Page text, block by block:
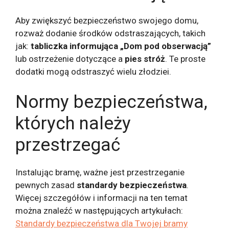
Aby zwiększyć bezpieczeństwo swojego domu,
rozważ dodanie środków odstraszających, takich
jak: tabliczka informująca „Dom pod obserwacją”
lub ostrzeżenie dotyczące a pies stróż. Te proste
dodatki mogą odstraszyć wielu złodziei.
Normy bezpieczeństwa,
których należy
przestrzegać
Instalując bramę, ważne jest przestrzeganie
pewnych zasad standardy bezpieczeństwa.
Więcej szczegółów i informacji na ten temat
można znaleźć w następujących artykułach:
Standardy bezpieczeństwa dla Twojej bramy